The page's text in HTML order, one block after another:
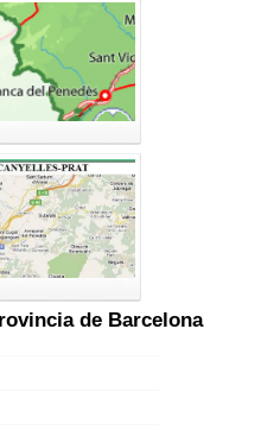
de Barcelona